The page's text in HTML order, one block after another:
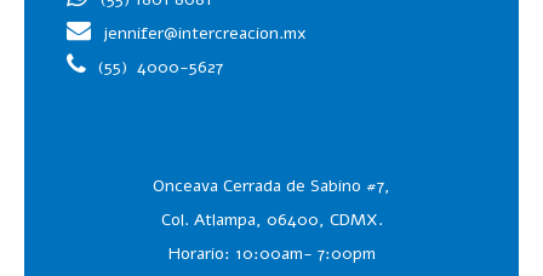
jennifer@intercreacion.mx
(55) 4000-5627
Onceava Cerrada de Sabino #7,
Col. Atlampa, 06400, CDMX.
Horario: 10:00am- 7:00pm